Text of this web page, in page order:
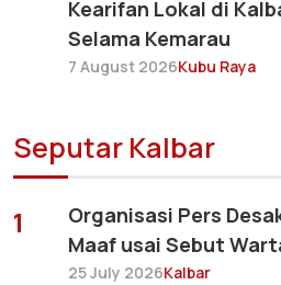
Kearifan Lokal di
Selama Kemarau
7 August 2026Kubu Raya
Seputar Kalbar
1
Organisasi Pers
Maaf usai Sebut
25 July 2026Kalbar